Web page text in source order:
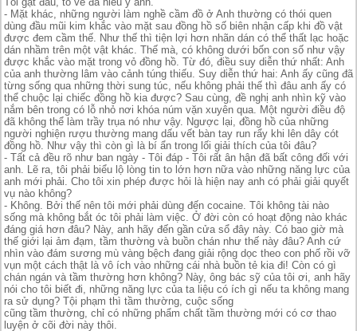
- Mặt khác, những người làm nghề cầm đồ ở Anh thường có thói quen
dùng đầu mũi kim khắc vào mặt sau đồng hồ số biên nhận cấp khi đồ vật
được đem cầm thế. Như thế thì tiện lợi hơn nhãn dán có thể thất lạc hoặc
dán nhầm trên một vật khác. Thế mà, có không dưới bốn con số như vậy
được khắc vào mặt trong vỏ đồng hồ. Từ đó, điều suy diễn thứ nhất: Anh
của anh thường lâm vào cảnh túng thiếu. Suy diễn thứ hai: Anh ấy cũng đã
từng sống qua những thời sung túc, nếu không phải thế thì đâu anh ấy có
thể chuộc lại chiếc đồng hồ kia được? Sau cùng, đề nghị anh nhìn kỹ vào
nắm bên trong có lỗ nhỏ nơi khóa núm vặn xuyên qua. Một người điều độ
đã không thể làm trầy trụa nó như vậy. Ngược lại, đồng hồ của những
người nghiện rượu thường mang dấu vết bàn tay run rẩy khi lên dây cót
đồng hồ. Như vậy thì còn gì là bí ẩn trong lối giải thích của tôi đâu?
- Tất cả đều rõ như ban ngày - Tôi đáp - Tôi rất ân hận đã bất công đối với
anh. Lẽ ra, tôi phải biểu lộ lòng tin to lớn hơn nữa vào những năng lực của
anh mới phải. Cho tôi xin phép được hỏi là hiện nay anh có phải giải quyết
vụ nào không?
- Không. Bởi thế nên tôi mới phải dùng đến cocaine. Tôi không tài nào
sống mà không bắt óc tôi phải làm việc. Ở đời còn có hoạt động nào khác
đáng giá hơn đâu? Này, anh hãy đến gần cửa sổ đây này. Có bao giờ mà
thế giới lại ảm đạm, tầm thường và buồn chán như thế này đâu? Anh cứ
nhìn vào đám sương mù vàng bệch đang giải rộng dọc theo con phố rồi vỡ
vụn một cách thật là vô ích vào những cái nhà buồn tẻ kia đi! Còn có gì
chán ngán và tầm thường hơn không? Này, ông bác sỹ của tôi ơi, anh hãy
nói cho tôi biết đi, những năng lực của ta liệu có ích gì nếu ta không mang
ra sử dụng? Tội phạm thì tầm thường, cuộc sống
cũng tầm thường, chỉ có những phẩm chất tầm thường mới có cơ thao
luyện ở cõi đời này thôi.